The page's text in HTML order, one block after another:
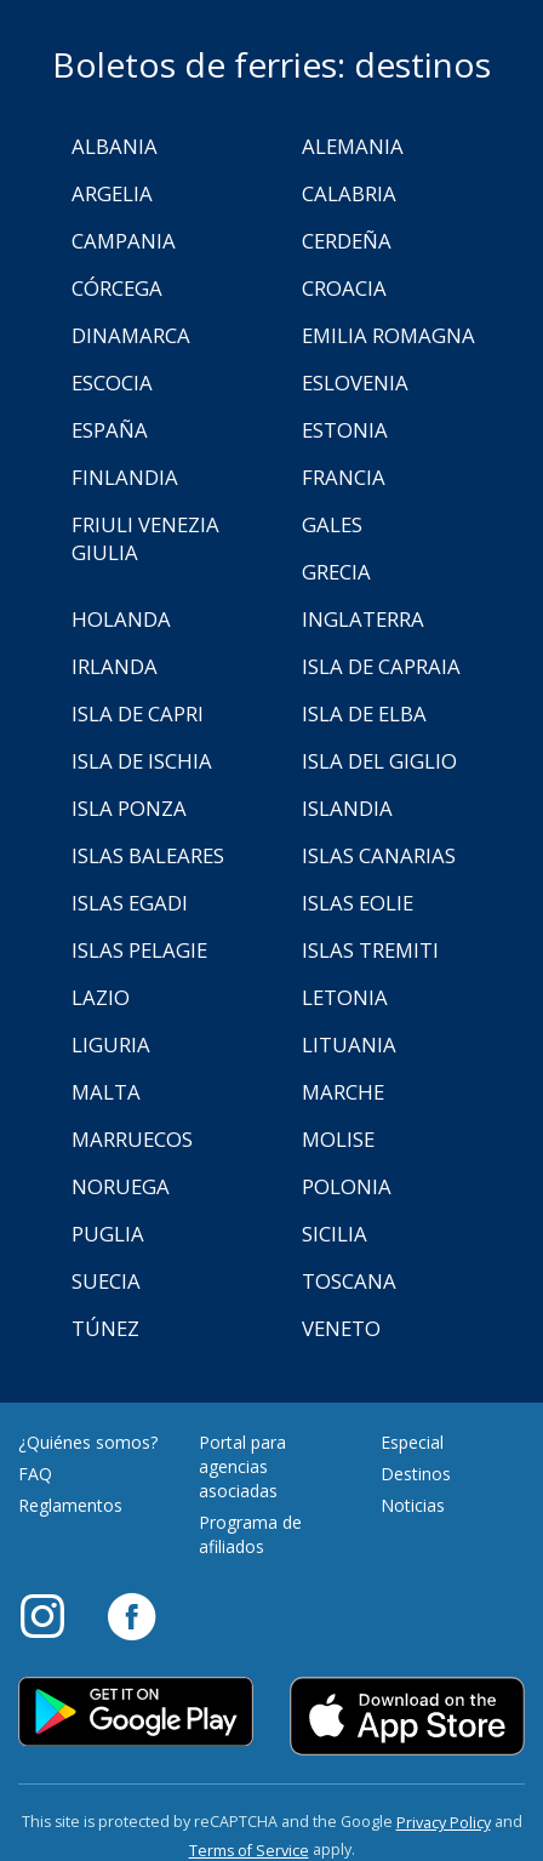
Boletos de ferries: destinos
ALBANIA
ALEMANIA
ARGELIA
CALABRIA
CAMPANIA
CERDEÑA
CÓRCEGA
CROACIA
DINAMARCA
EMILIA ROMAGNA
ESCOCIA
ESLOVENIA
ESPAÑA
ESTONIA
FINLANDIA
FRANCIA
FRIULI VENEZIA
GIULIA
GALES
GRECIA
HOLANDA
INGLATERRA
IRLANDA
ISLA DE CAPRAIA
ISLA DE CAPRI
ISLA DE ELBA
ISLA DE ISCHIA
ISLA DEL GIGLIO
ISLA PONZA
ISLANDIA
ISLAS BALEARES
ISLAS CANARIAS
ISLAS EGADI
ISLAS EOLIE
ISLAS PELAGIE
ISLAS TREMITI
LAZIO
LETONIA
LIGURIA
LITUANIA
MALTA
MARCHE
MARRUECOS
MOLISE
NORUEGA
POLONIA
PUGLIA
SICILIA
SUECIA
TOSCANA
TÚNEZ
VENETO
¿Quiénes somos?
FAQ
Reglamentos
Portal para
agencias
asociadas
Programa de
afiliados
Especial
Destinos
Noticias
This site is protected by reCAPTCHA and the Google Privacy Policyand
Terms of Service apply.